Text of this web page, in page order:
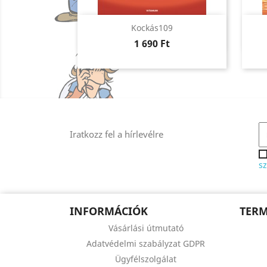
Kockás109
Ár
1 690 Ft
Előnézet
Iratkozz fel a hírlevélre
INFORMÁCIÓK
Vásárlási útmutató
Adatvédelmi szabályzat GDPR
Ügyfélszolgálat